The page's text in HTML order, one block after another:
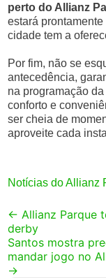
perto do Allianz
estará
cidade tem a
Por fim, não se
antecedência,
na programação
conforto e
ser cheia de
aproveite cada
Notícias do Allianz
Post
navigation
← Allianz Parque
derby
Santos mostra
mandar jogo no
→